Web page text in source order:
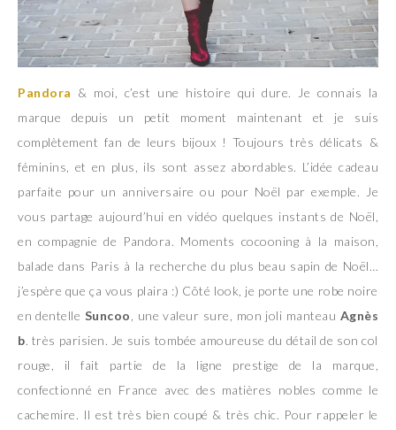
Pandora & moi, c’est une histoire qui dure. Je connais la
marque depuis un petit moment maintenant et je suis
complètement fan de leurs bijoux ! Toujours très délicats &
féminins, et en plus, ils sont assez abordables. L’idée cadeau
parfaite pour un anniversaire ou pour Noël par exemple. Je
vous partage aujourd’hui en vidéo quelques instants de Noël,
en compagnie de Pandora. Moments cocooning à la maison,
balade dans Paris à la recherche du plus beau sapin de Noël…
j’espère que ça vous plaira :) Côté look, je porte une robe noire
en dentelle Suncoo , une valeur sure, mon joli manteau Agnès
b. très parisien. Je suis tombée amoureuse du détail de son col
rouge, il fait partie de la ligne prestige de la marque,
confectionné en France avec des matières nobles comme le
cachemire. Il est très bien coupé & très chic. Pour rappeler le